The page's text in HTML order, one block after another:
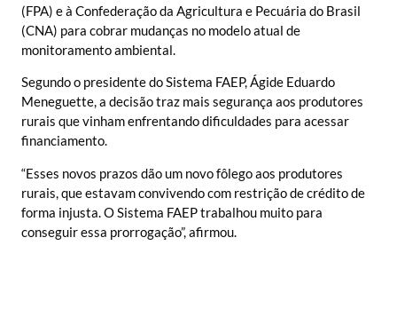
(FPA) e à Confederação da Agricultura e Pecuária do Brasil
(CNA) para cobrar mudanças no modelo atual de
monitoramento ambiental.
Segundo o presidente do Sistema FAEP, Ágide Eduardo
Meneguette, a decisão traz mais segurança aos produtores
rurais que vinham enfrentando dificuldades para acessar
financiamento.
“Esses novos prazos dão um novo fôlego aos produtores
rurais, que estavam convivendo com restrição de crédito de
forma injusta. O Sistema FAEP trabalhou muito para
conseguir essa prorrogação”, afirmou.